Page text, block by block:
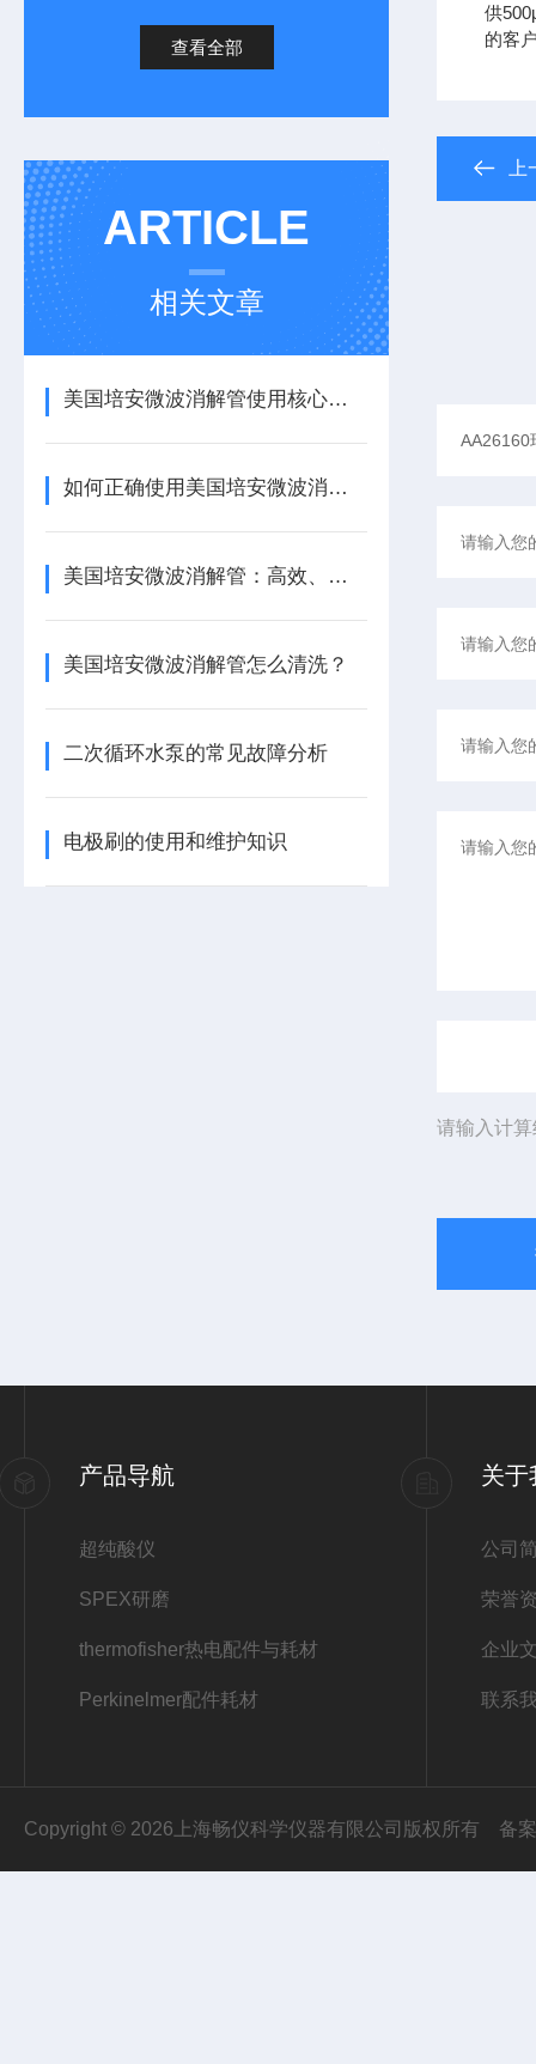
查看全部
ARTICLE
相关文章
美国培安微波消解管使用核心注意事项
如何正确使用美国培安微波消解管进行样品消解？
美国培安微波消解管：高效、安全且环保的样品前处理解决方案
美国培安微波消解管怎么清洗？
二次循环水泵的常见故障分析
电极刷的使用和维护知识
供
的客
请输入计
产品导航
超纯酸仪
SPEX研磨
thermofisher热电配件与耗材
Perkinelmer配件耗材
关于
公司
荣誉
企业
联系
Copyright © 2026上海畅仪科学仪器有限公司版权所有 备